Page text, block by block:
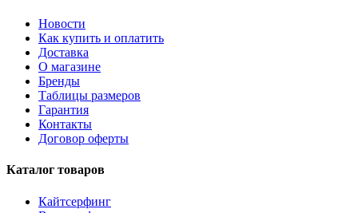
Новости
Как купить и оплатить
Доставка
О магазине
Бренды
Таблицы размеров
Гарантия
Контакты
Договор оферты
Каталог товаров
Кайтсерфинг